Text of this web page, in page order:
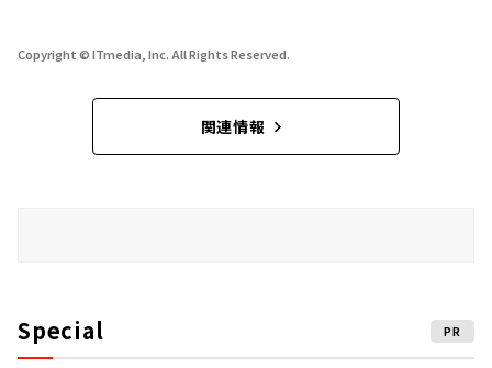
Copyright © ITmedia, Inc. All Rights Reserved.
関連情報
Special PR